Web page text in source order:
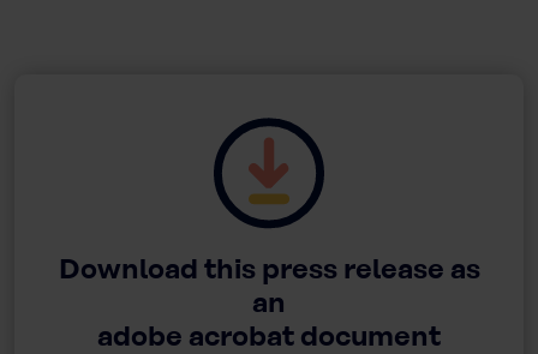
Download this press release as
an
adobe acrobat document